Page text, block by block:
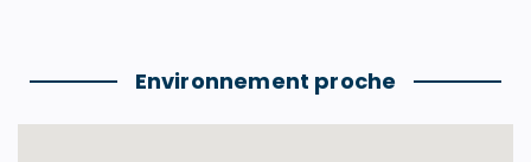
Environnement proche